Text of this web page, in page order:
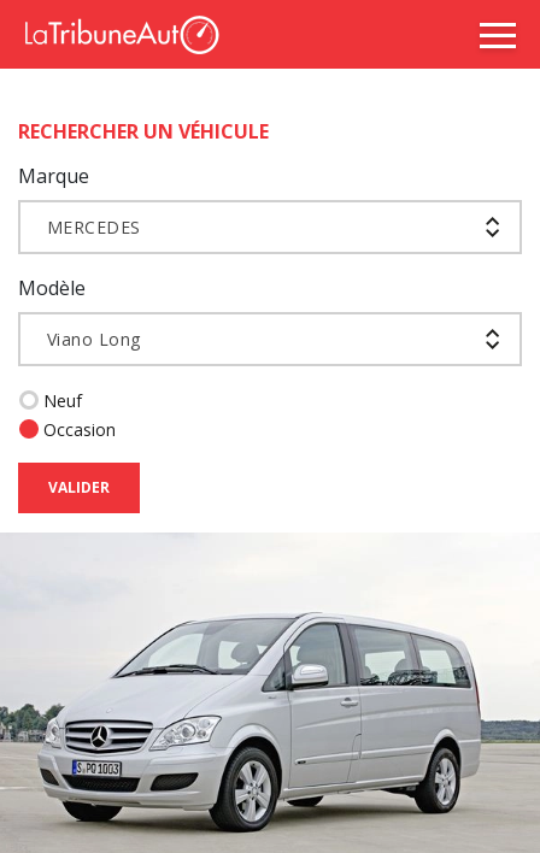
RECHERCHER UN VÉHICULE
Marque
MERCEDES
Modèle
Viano Long
Neuf
Occasion
VALIDER